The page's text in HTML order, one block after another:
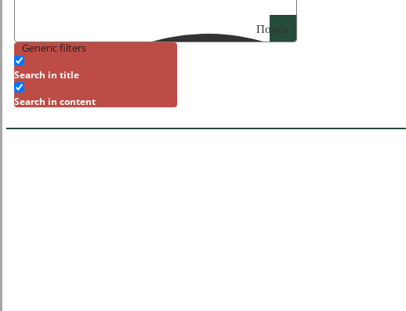
Поиск
Generic filters
Search in title
Search in content